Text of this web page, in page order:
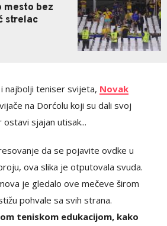
mesto bez
strelac
najbolji teniser svijeta, Novak
na Dorćolu koji su dali svoj
sjajan utisak...
da se pojavite ovdke u
ova slika je otputovala svuda.
je gledalo ove mečeve širom
pohvale sa svih strana.
teniskom edukacijom, kako